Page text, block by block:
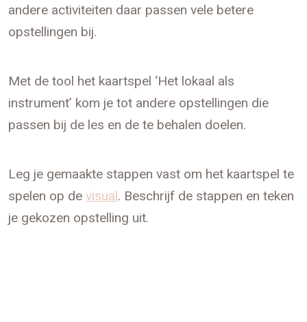
andere activiteiten daar passen vele betere
opstellingen bij.
Met de tool het kaartspel ‘Het lokaal als
instrument’ kom je tot andere opstellingen die
passen bij de les en de te behalen doelen.
Leg je gemaakte stappen vast om het kaartspel te
spelen op de visual. Beschrijf de stappen en teken
je gekozen opstelling uit.